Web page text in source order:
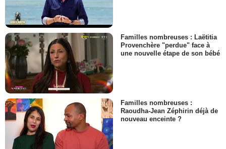
Familles nombreuses : Laëtitia
Provenchère "perdue" face à
une nouvelle étape de son bébé
Familles nombreuses :
Raoudha-Jean Zéphirin déjà de
nouveau enceinte ?